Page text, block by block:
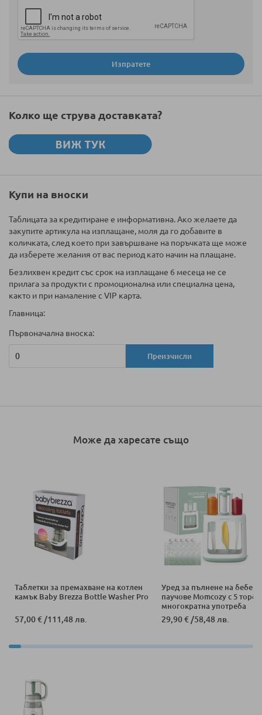
Изпратете
Колко ще струва доставката?
Купи на вноски
Таблицата за кредитиране е информативна. Ако желаете да
закупите артикула на изплащане, моля да го добавите в
количката, след което при завършване на поръчката ще може
да изберете желания от вас период като начин на плащане.
Безлихвен кредит със срок на изплащане 6 месеца не се
прилага за продукти с промоционална или специална цена,
както и при намаление с VIP карта.
Главница:
Първоначална вноска:
Преизчисли
Може да харесате също
Таблетки за премахване на котлен
камък Baby Brezza Bottle Washer Pro
57,00 €/111,48 лв.
Уред за пълнене на
паучове Momcozy с 5
многократна употреба
29,90 €/58,48 лв.